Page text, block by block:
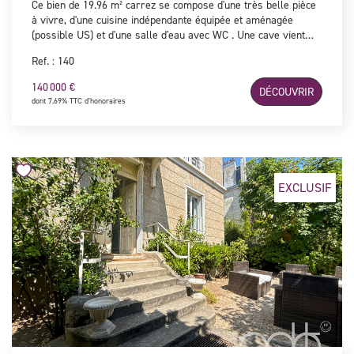
Ce bien de 19.96 m² carrez se compose d'une très belle pièce
à vivre, d'une cuisine indépendante équipée et aménagée
(possible US) et d'une salle d'eau avec WC . Une cave vient
idéalement situé à 600 mètres de la gare de Bécon-Les-
Bruyères. Rare sur le secteur ! (Sectorisation Albert Camus)
Ref. : 140
140 000 €
dont 7.69% TTC d'honoraires
DÉCOUVRIR
EXCLUSIF